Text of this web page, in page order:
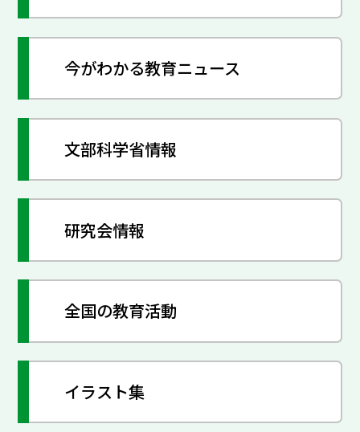
今がわかる教育ニュース
文部科学省情報
研究会情報
全国の教育活動
イラスト集